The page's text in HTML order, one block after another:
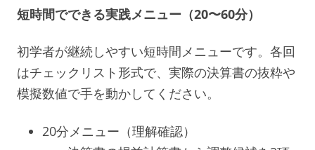
短時間でできる実践メニュー（20〜60分）
初学者が継続しやすい短時間メニューです。各回
はチェックリスト形式で、実際の決算書の抜粋や
模擬数値で手を動かしてください。
20分メニュー（理解確認）